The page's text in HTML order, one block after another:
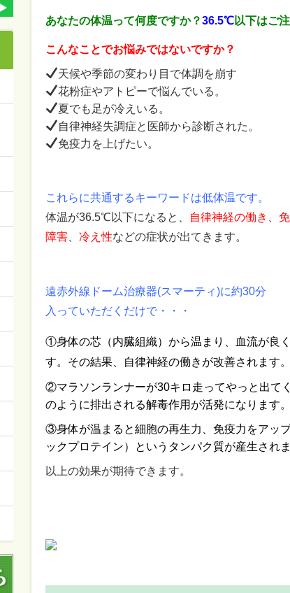
あなたの体温って何度ですか？36.5℃以下はご注
こんなことでお悩みではないですか？
免疫力を上げたい。
これらに共通するキーワードは低体温です。
体温が36.5℃以下になると、
自律神経の働き
障害、 冷え性などの症状が出てきます。
遠赤外線ドーム治療器(スマーティ)に約30分
入っていただくだけで・・・
①身体の芯（内臓組織）から温まり、血流が良
す。その結果、自律神経の働きが改善されます。
②マラソンランナーが30キロ走ってやっと出て
のように排出される解毒作用が活発になります。
③身体が温まると細胞の再生力、免疫力をアッ
ックプロテイン）というタンパク質が産生され
以上の効果が期待できます。